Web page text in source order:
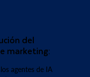
del
marketing:
agentes de IA